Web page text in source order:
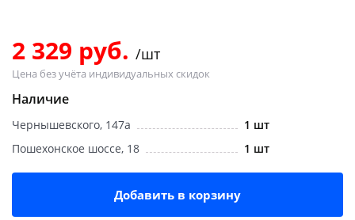
2 329 руб. /шт
Цена без учёта индивидуальных скидок
Наличие
Чернышевского, 147а
1 шт
Пошехонское шоссе, 18
1 шт
Добавить в корзину
выбранный способом
Оставшиеся
по25%каждые 2 недели
Подробнее